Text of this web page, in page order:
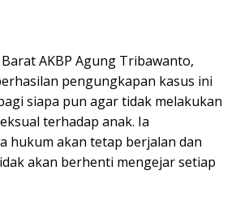
AKBP Agung Tribawanto,
pengungkapan kasus ini
siapa pun agar tidak melakukan
terhadap anak. Ia
hukum akan tetap berjalan dan
akan berhenti mengejar setiap